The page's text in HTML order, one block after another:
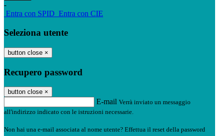
-
Entra con SPID Entra con CIE
Seleziona utente
button close ×
Recupero password
button close ×
E-mail Verrà inviato un messaggio
all'indirizzo indicato con le istruzioni necessarie.
Non hai una e-mail associata al nome utente? Effettua il reset della password